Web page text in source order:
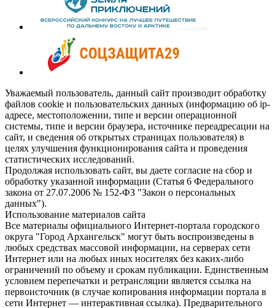
Уважаемый пользователь, данный сайт производит обработку
файлов cookie и пользовательских данных (информацию об ip-
адресе, местоположении, типе и версии операционной
системы, типе и версии браузера, источнике переадресации на
сайт, и сведения об открытых страницах пользователя) в
целях улучшения функционирования сайта и проведения
статистических исследований.
Продолжая использовать сайт, вы даете согласие на сбор и
обработку указанной информации (Статья 6 Федерального
закона от 27.07.2006 № 152-ФЗ "Закон о персональных
данных").
Использование материалов сайта
Все материалы официального Интернет-портала городского
округа "Город Архангельск" могут быть воспроизведены в
любых средствах массовой информации, на серверах сети
Интернет или на любых иных носителях без каких-либо
ограничений по объему и срокам публикации. Единственным
условием перепечатки и ретрансляции является ссылка на
первоисточник (в случае копирования информации портала в
сети Интернет — интерактивная ссылка). Предварительного